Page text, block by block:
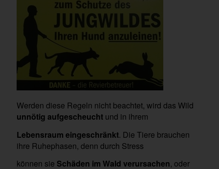
Werden diese Regeln nicht beachtet, wird das Wild
unnötig aufgescheuchtund in ihrem
Lebensraum eingeschränkt. Die Tiere brauchen
ihre Ruhephasen, denn durch Stress
können sie Schäden im Wald verursachen, oder